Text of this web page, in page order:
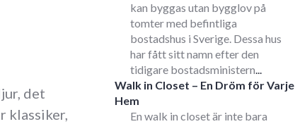
det
klassiker,
kan byggas utan bygglov på
tomter med befintliga
bostadshus i Sverige. Dessa hus
har fått sitt namn efter den
tidigare bostadsministern...
Walk in Closet – En Dröm för Varje
Hem
En walk in closet är inte bara